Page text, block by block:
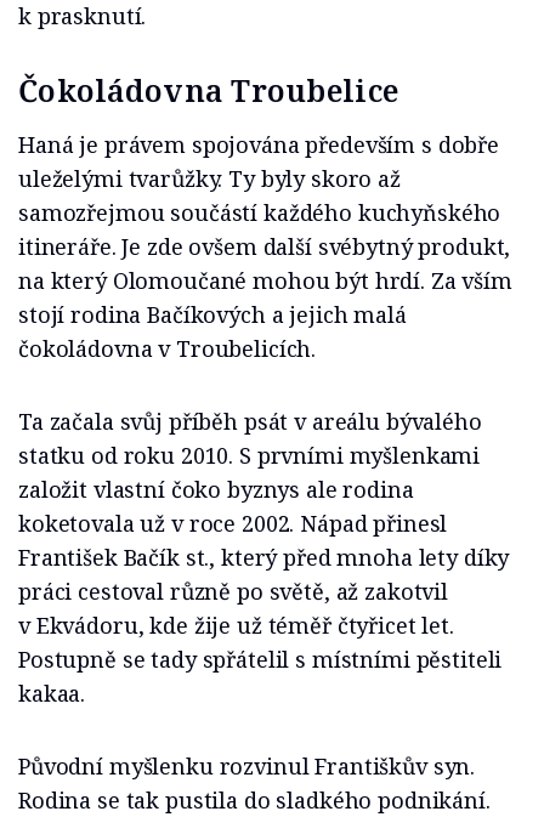
k prasknutí.
Čokoládovna Troubelice
Haná je právem spojována především s dobře
uleželými tvarůžky. Ty byly skoro až
samozřejmou součástí každého kuchyňského
itineráře. Je zde ovšem další svébytný produkt,
na který Olomoučané mohou být hrdí. Za vším
stojí rodina Bačíkových a jejich malá
čokoládovna v Troubelicích.
Ta začala svůj příběh psát v areálu bývalého
statku od roku 2010. S prvními myšlenkami
založit vlastní čoko byznys ale rodina
koketovala už v roce 2002. Nápad přinesl
František Bačík st., který před mnoha lety díky
práci cestoval různě po světě, až zakotvil
v Ekvádoru, kde žije už téměř čtyřicet let.
Postupně se tady spřátelil s místními pěstiteli
kakaa.
Původní myšlenku rozvinul Františkův syn.
Rodina se tak pustila do sladkého podnikání.